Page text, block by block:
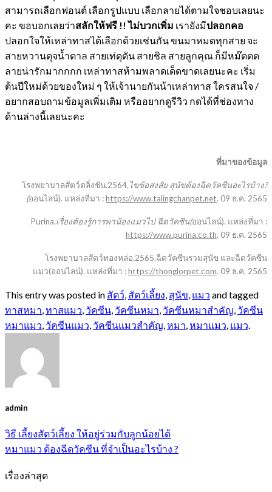
สามารถเลือกฟอนต์ เลือกรูปแบบ เลือกลายได้ตามใจชอบเลยนะ
คะ ขอบอกเลยว่าสลักให้ฟรี !! ไม่บวกเพิ่ม เรายังมีปลอกคอ
ปลอกใจให้เหล่าทาสได้เลือกด้วยเช่นกัน ขนมาหมดทุกสาย จะ
สายหวานดุจน้ำตาล สายเท่ดุดัน สายชิล สายลูกคุณ ก็มีหม๊ดดด
ลายน่ารักมากกกก เหล่าทาสห้ามพลาดเด็ดขาดเลยนะคะ เริ่ม
ต้นปีใหม่ด้วยของใหม่ ๆ ให้เจ้านายกันน้าเหล่าทาส ใครสนใจ /
อยากสอบถามข้อมูลเพิ่มเติม หรืออยากดูรีวิว กดได้ที่ช่องทาง
ด้านล่างนี้เลยนะคะ
ที่มาของข้อมูล
โรงพยาบาลสัตว์ตลิ่งชัน.2564.ไขข้อสงสัย สุนัขต้องฉีดวัคซีนอะไรบ้าง?
(ออนไลน์). แหล่งที่มา :https://www.talingchanpet.net. 09 ธ.ค. 2565
Purina.เรื่องต้องรู้การพาน้องแมวไป​ ฉีดวัคซีน(ออนไลน์). แหล่งที่มา :
https://www.purina.co.th. 09 ธ.ค. 2565
โรงพยาบาลสัตว์ทองหล่อ.2565.ฉีดวัคซีนรวมสุนัข และฉีดวัคซีน
แมว(ออนไลน์). แหล่งที่มา :https://thonglorpet.com. 09 ธ.ค. 2565
This entry was posted in สัตว์, สัตว์เลี้ยง, สุนัข, แมว and tagged
ทาสหมา,ทาสแมว, วัคซีน, วัคซีนหมา, วัคซีนหมาสำคัญ, วัคซีน
หมาแมว, วัคซีนแมว, วัคซีนแมวสำคัญ,หมา,หมาแมว, แมว.
admin
วิธี เลี้ยงสัตว์เลี้ยง ให้อยู่ร่วมกับลูกน้อยได้
หมาแมว ต้องฉีดวัคซีน ที่จำเป็นอะไรบ้าง ?
เรื่องล่าสุด